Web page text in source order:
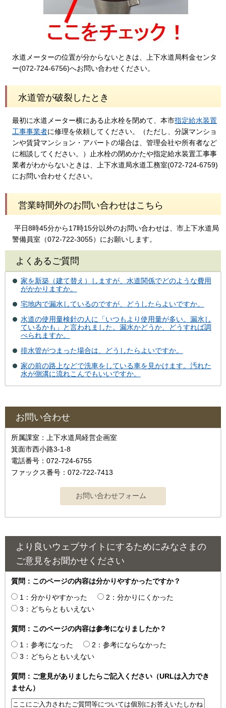
水道メーターの位置が分からないときは、上下水道局料金センタ
ー(072-724-6756)へお問い合わせください。
水道管が破裂したとき
最初に水道メーター横にある止水栓を閉めて、本市指定給水装置
工事事業者に修理を依頼してください。（ただし、分譲マンショ
ンや賃貸マンション・アパートの場合は、管理会社や所有者など
に相談してください。）止水栓の閉めかたや指定給水装置工事事
業者がわからないときは、上下水道局水道工務室(072-724-6759)
にお問い合わせください。
営業時間外のお問い合わせはこちら
平日8時45分から17時15分以外のお問い合わせは、市上下水道局
警備員室（072-722-3055）にお願いします。
よくあるご質問
家を新築（建て替え）しますが、水道関係でどのような費用
がかかりますか。
宅地内で漏水しているのですが、どうしたらよいですか。
水道の使用量検針の人に「いつもより使用量が多い。漏水し
ているかも」と言われました。漏水かどうか、どうすれば調
べられますか。
排水管がつまった場合は、どうしたらよいですか。
家の前の路上などで洗車をしている車を見かけます。汚れた
水が側溝に流れこんでもいいですか。
お問い合わせ
所属課室：上下水道局経営企画室
箕面市西小路3-1-8
電話番号：072-724-6755
ファックス番号：072-722-7413
より良いウェブサイトにするためにみなさまの
ご意見をお聞かせください
質問：このページの内容は分かりやすかったですか？
1：分かりやすかった
2：分かりにくかった
3：どちらともいえない
質問：このページの内容は参考になりましたか？
1：参考になった
2：参考にならなかった
3：どちらともいえない
質問：ご意見がありましたらご記入ください（URLは入力でき
ません）